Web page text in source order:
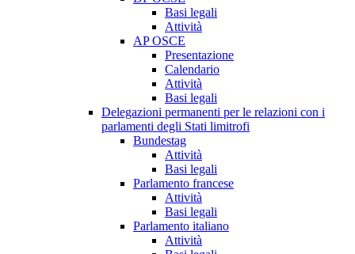
Basi legali
Attività
AP OSCE
Presentazione
Calendario
Attività
Basi legali
Delegazioni permanenti per le relazioni con i
parlamenti degli Stati limitrofi
Bundestag
Attività
Basi legali
Parlamento francese
Attività
Basi legali
Parlamento italiano
Attività